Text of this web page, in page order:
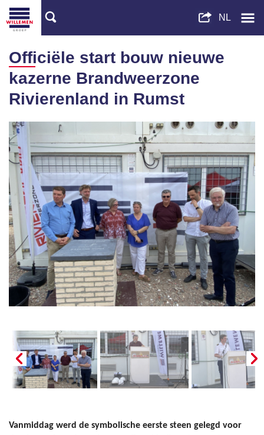
Officiële start bouw nieuwe
kazerne Brandweerzone
Rivierenland in Rumst
Vanmiddag werd de symbolische eerste steen gelegd voor